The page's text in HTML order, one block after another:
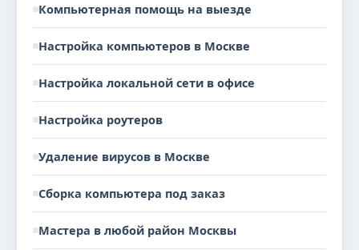
Компьютерная помощь на выезде
Настройка компьютеров в Москве
Настройка локальной сети в офисе
Настройка роутеров
Удаление вирусов в Москве
Сборка компьютера под заказ
Мастера в любой район Москвы